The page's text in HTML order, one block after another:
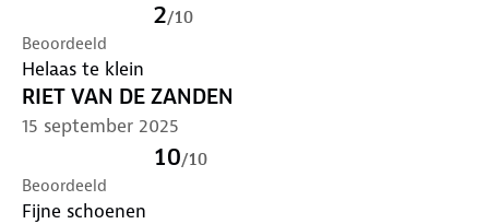
2/10
Beoordeeld
Helaas te klein
RIET VAN DE ZANDEN
15 september 2025
10/10
Beoordeeld
Fijne schoenen